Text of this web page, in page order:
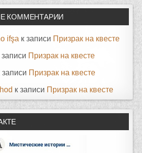
КОММЕНТАРИИ
ifşa к записи Призрак на квесте
записи Призрак на квесте
записи Призрак на квесте
к записи Призрак на квесте